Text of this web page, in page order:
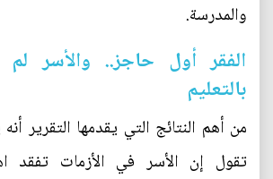
والمدرسة.
الفقر أول حاجز.. والأسر لم
بالتعليم
من أهم النتائج التي يقدمها التقرير
تقول إن الأسر في الأزمات تفقد